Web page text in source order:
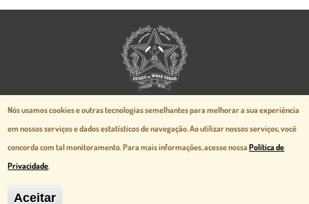
Aspectos legais e responsabilidades
Política de Privacidade
Mapa do Site
Nós usamos cookies e outras tecnologias semelhantes para melhorar a sua experiência
em nossos serviços e dados estatísticos de navegação.Ao utilizar nossos serviços, você
concorda com tal monitoramento. Para mais informações, acesse nossaPolítica de
Privacidade.
Aceitar